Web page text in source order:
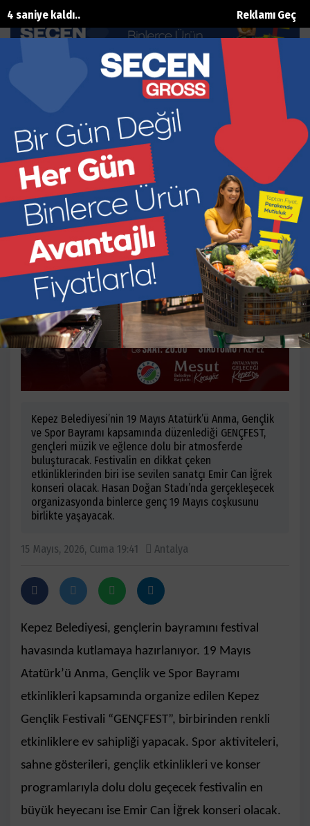
Reklamı Geç
3 saniye kaldı..
19 Mayıs’ta Emir Can İğrek rüzgârı
esecek
Ana Sayfa Magazin
Kepez Belediyesi’nin 19 Mayıs Atatürk’ü Anma, Gençlik
ve Spor Bayramı kapsamında düzenlediği GENÇFEST,
gençleri müzik ve eğlence dolu bir atmosferde
buluşturacak. Festivalin en dikkat çeken
etkinliklerinden biri ise sevilen sanatçı Emir Can İğrek
konseri olacak. Hasan Doğan Stadı’nda gerçekleşecek
organizasyonda binlerce genç 19 Mayıs coşkusunu
birlikte yaşayacak.
15 Mayıs, 2026, Cuma 19:41 Antalya
Kepez Belediyesi, gençlerin bayramını festival
havasında kutlamaya hazırlanıyor. 19 Mayıs
Atatürk’ü Anma, Gençlik ve Spor Bayramı
etkinlikleri kapsamında organize edilen Kepez
Gençlik Festivali “GENÇFEST”, birbirinden renkli
etkinliklere ev sahipliği yapacak. Spor aktiviteleri,
sahne gösterileri, gençlik etkinlikleri ve konser
programlarıyla dolu dolu geçecek festivalin en
büyük heyecanı ise Emir Can İğrek konseri olacak.